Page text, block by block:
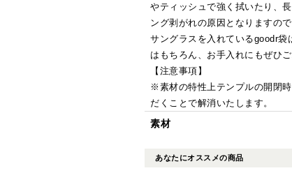
やティッシュで強く拭いたり、
ング剥がれの原因となりますので
サングラスを入れているgoodr
はもちろん、お手入れにもぜひご
【注意事項】
※素材の特性上テンプルの開閉
だくことで解消いたします。
素材
あなたにオススメの商品